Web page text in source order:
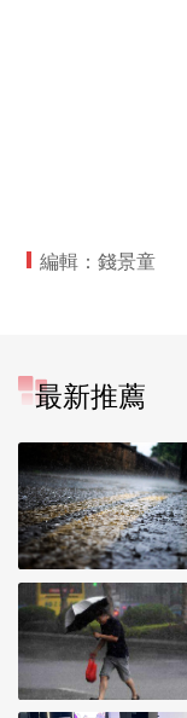
編輯：錢景童
最新推薦